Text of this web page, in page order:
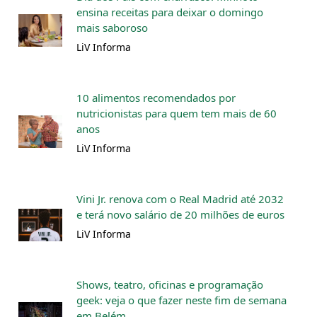
ensina receitas para deixar o domingo
mais saboroso
LiV Informa
10 alimentos recomendados por
nutricionistas para quem tem mais de 60
anos
LiV Informa
Vini Jr. renova com o Real Madrid até 2032
e terá novo salário de 20 milhões de euros
LiV Informa
Shows, teatro, oficinas e programação
geek: veja o que fazer neste fim de semana